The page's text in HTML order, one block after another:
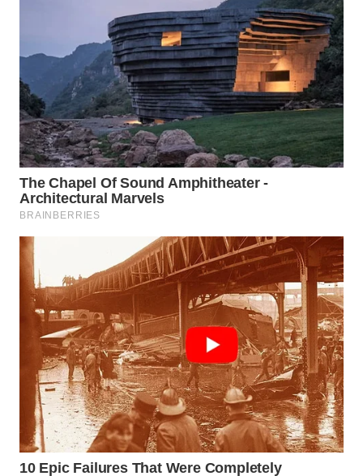
WN
SAMOSIR
WN
PADANG
LAWAS
WN
CIANJUR
WN
KEPULAUAN
SERIBU
WN
TANGERANG